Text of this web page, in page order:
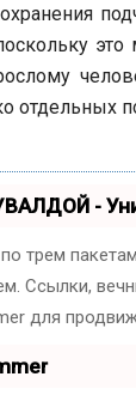
отдельных
-
трем
Ссылки,
для